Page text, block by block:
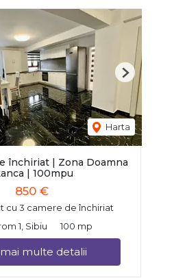
Harta
Next
închiriat | Zona Doamna
| 100mpu
850 €
cu 3 camere de închiriat
1, Sibiu
100 mp
multe detalii